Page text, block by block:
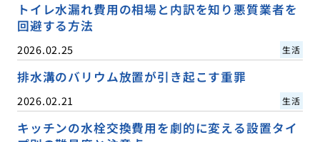
トイレ水漏れ費用の相場と内訳を知り悪質業者を
回避する方法
2026.02.25 生活
排水溝のバリウム放置が引き起こす重罪
2026.02.21 生活
キッチンの水栓交換費用を劇的に変える設置タイ